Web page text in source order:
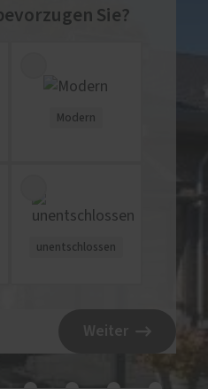
Sie?
Modern
unentschlossen
Weiter